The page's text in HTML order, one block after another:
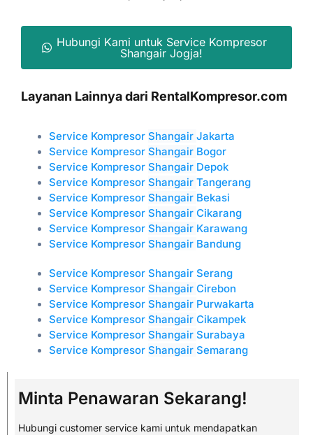
Hubungi Kami untuk Service Kompresor
Shangair Jogja!
Layanan Lainnya dari RentalKompresor.com
Service Kompresor Shangair Jakarta
Service Kompresor Shangair Bogor
Service Kompresor Shangair Depok
Service Kompresor Shangair Tangerang
Service Kompresor Shangair Bekasi
Service Kompresor Shangair Cikarang
Service Kompresor Shangair Karawang
Service Kompresor Shangair Bandung
Service Kompresor Shangair Serang
Service Kompresor Shangair Cirebon
Service Kompresor Shangair Purwakarta
Service Kompresor Shangair Cikampek
Service Kompresor Shangair Surabaya
Service Kompresor Shangair Semarang
Minta Penawaran Sekarang!
Hubungi customer service kami untuk mendapatkan